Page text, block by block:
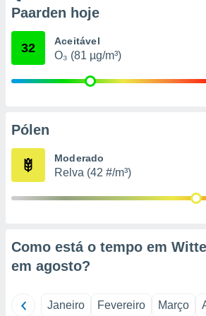
qual se
ou opor-
qualquer
o
num
Paarden hoje
32 Aceitável
O₃ (81 µg/m³)
Pólen
Moderado
Relva (42 #/m³)
Como está o tempo em
em agosto?
Janeiro Fevereiro Março